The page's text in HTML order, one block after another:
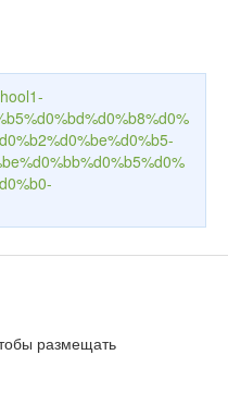
размещать